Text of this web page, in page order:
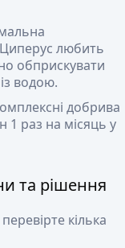
любить
обприскувати
водою.
добрива
1 раз на місяць у
та рішення
кілька